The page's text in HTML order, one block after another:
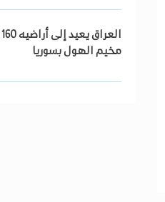
مخيم الهول بسوريا